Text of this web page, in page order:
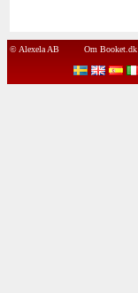
© Alexela AB Om Booket.dk